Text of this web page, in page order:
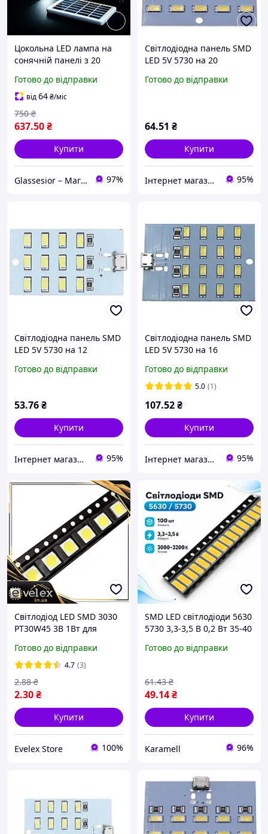
Цокольна LED лампа на
сонячній панелі з 20
портативна і потужна Код
EP-020
Готово до відправки
від64₴/міс
637.50₴
750 ₴
Купити
Glassesior – Магазин оптики 97%
Світлодіодна панель SMD
LED 5V 5730 на 20
(1шт)
Готово до відправки
64.51 ₴
Купити
Інтернет магазин "Деталі". Запчастини для електро та бензоінструменту 95%
Світлодіодна панель SMD
LED 5V 5730 на 12
(1шт)
Готово до відправки
53.76₴
Купити
Інтернет магазин "Деталі". Запчастини для електро та бензоінструменту 95%
Світлодіодна панель SMD
LED 5V 5730 на 16
(1шт)
Готово до відправки
5.0 (1)
107.52₴
Купити
Інтернет магазин "Деталі". Запчастини для електро та бензоінструменту 95%
Світлодіод LED SMD 3030
PT30W45 3В 1Вт для
телевізорів
Готово до відправки
4.7 (3)
2.30₴
2.88 ₴
Купити
Evelex Store 100%
SMD LED світлодіоди 5630
5730 3,3-3,5 В 0,2 Вт 35-40
3200 К для підсвітки ТВ
Готово до відправки
49.14₴
61.43 ₴
Купити
Karamell 96%